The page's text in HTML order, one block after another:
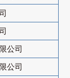
公司
公司